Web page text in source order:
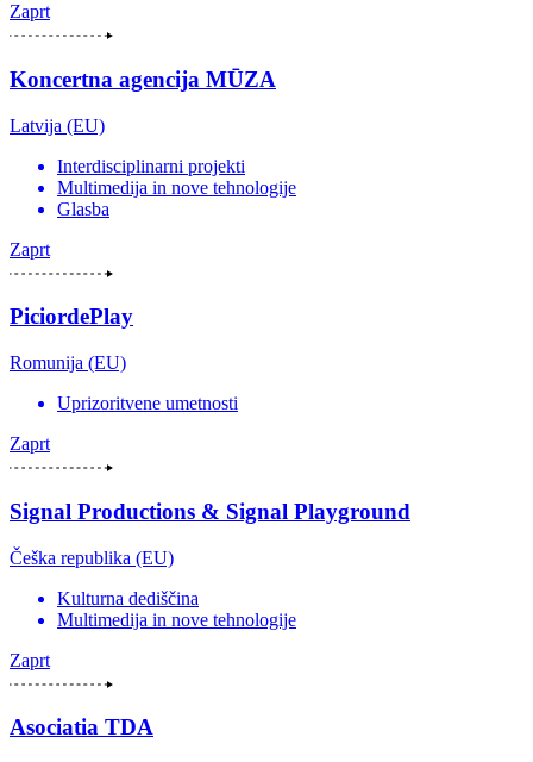
Zaprt
Koncertna agencija MŪZA
Latvija (EU)
Interdisciplinarni projekti
Multimedija in nove tehnologije
Glasba
Zaprt
PiciordePlay
Romunija (EU)
Uprizoritvene umetnosti
Zaprt
Signal Productions & Signal Playground
Češka republika (EU)
Kulturna dediščina
Multimedija in nove tehnologije
Zaprt
Asociatia TDA